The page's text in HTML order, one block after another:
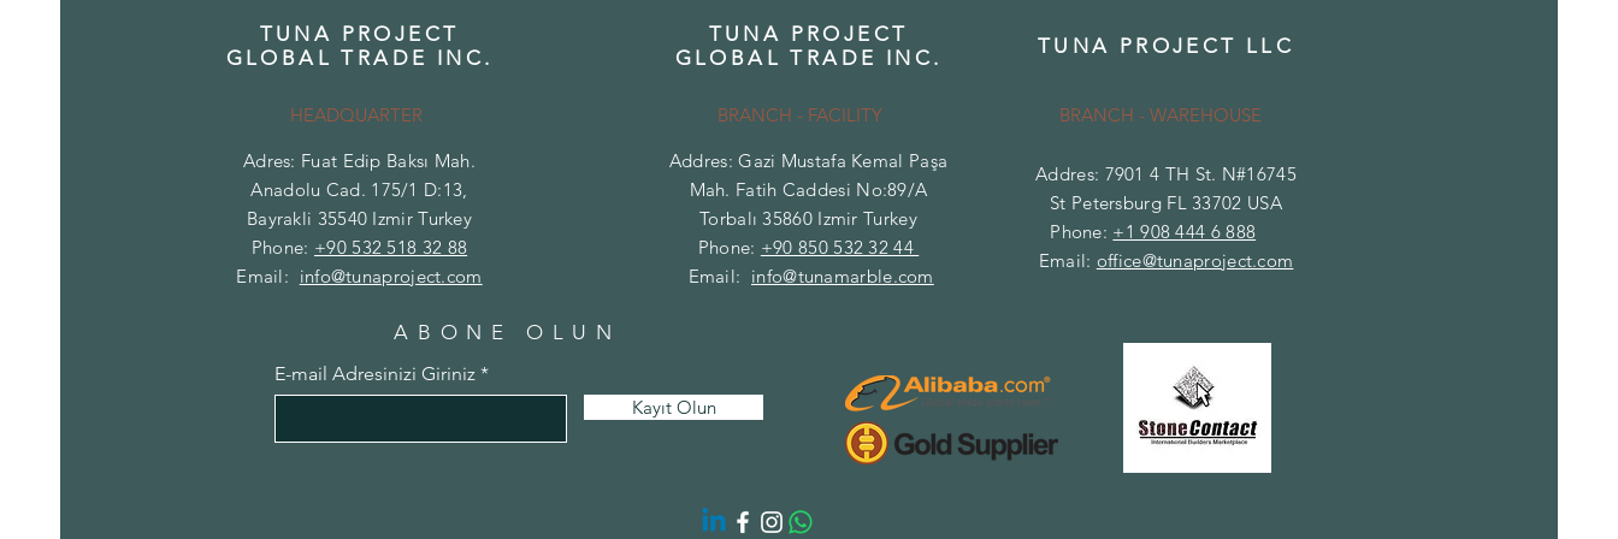
TUNA PROJECT
GLOBAL TRADE INC.
TUNA PROJECT
GLOBAL TRADE INC.
TUNA PROJECT LLC
HEADQUARTER BRANCH - FACILITY
BRANCH - WAREHOUSE
Adres: Fuat Edip Baksı Mah.
Anadolu Cad. 175/1 D:13,
Bayrakli 35540 Izmir Turkey
Phone: +90 532 518 32 88
Email: info@tunaproject.com
Addres: Gazi Mustafa Kemal Paşa
Mah. Fatih Caddesi No:89/A
Torbalı 35860 Izmir Turkey
Phone: +90 850 532 32 44
Email: info@tunamarble.com
Addres: 7901 4 TH St. N#16745
St Petersburg FL 33702 USA
Phone: +1 908 444 6 888
Email: office@tunaproject.com
ABONE OLUN
E-mail Adresinizi Giriniz
Kayıt Olun